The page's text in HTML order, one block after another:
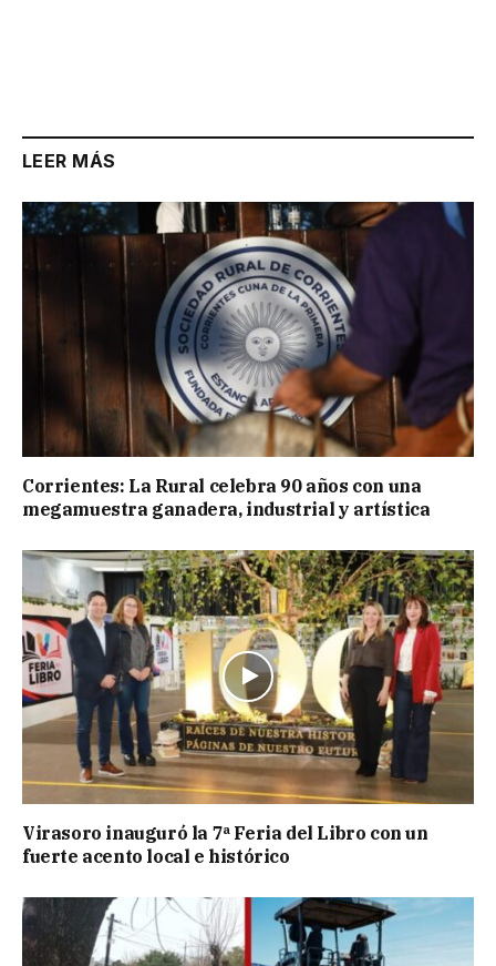
LEER MÁS
Corrientes: La Rural celebra 90 años con una
megamuestra ganadera, industrial y artística
Virasoro inauguró la 7ª Feria del Libro con un
fuerte acento local e histórico